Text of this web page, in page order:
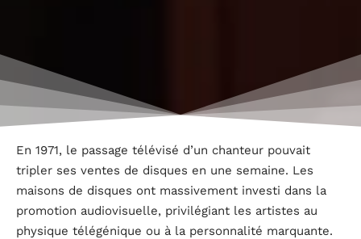
En 1971, le passage télévisé d’un chanteur pouvait
tripler ses ventes de disques en une semaine. Les
maisons de disques ont massivement investi dans la
promotion audiovisuelle, privilégiant les artistes au
physique télégénique ou à la personnalité marquante.